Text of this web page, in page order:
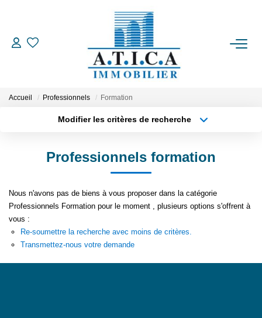
ACCUEIL
VENTES
ESTIMATION
L'AGENCE
CONTACT
EN
Accueil Professionnels Formation
Modifier les critères de recherche
Type de bien
Créer une alerte
Professionnels formation
Nous n'avons pas de biens à vous proposer dans la catégorie
Professionnels Formation pour le moment , plusieurs options s'offrent à
vous :
Re-soumettre la recherche avec moins de critères.
Transmettez-nous votre demande